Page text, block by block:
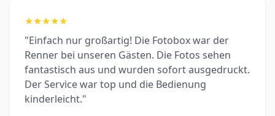
★★★★★
"Einfach nur großartig! Die Fotobox war der
Renner bei unseren Gästen. Die Fotos sehen
fantastisch aus und wurden sofort ausgedruckt.
Der Service war top und die Bedienung
kinderleicht."